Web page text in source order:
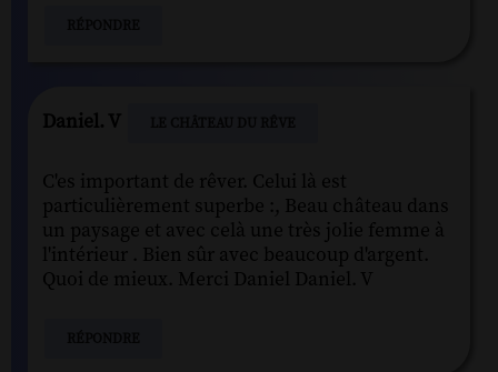
Daniel. V
C'es important de rêver. Celui là est
particulièrement superbe :, Beau château dans
un paysage et avec celà une très jolie femme à
l'intérieur . Bien sûr avec beaucoup d'argent.
Quoi de mieux. Merci Daniel Daniel. V